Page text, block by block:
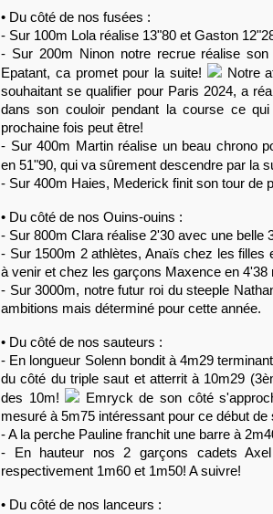
• Du côté de nos fusées :
- Sur 100m Lola réalise 13"80 et Gaston
- Sur 200m Ninon notre recrue réalise
Epatant, ca promet pour la suite!
Notre
souhaitant se qualifier pour Paris 2024, a
dans son couloir pendant la course ce
prochaine fois peut être!
- Sur 400m Martin réalise un beau chrono
en 51"90, qui va sûrement descendre par la
- Sur 400m Haies, Mederick finit son tour de
• Du côté de nos Ouins-ouins :
- Sur 800m Clara réalise 2'30 avec une belle
- Sur 1500m 2 athlètes, Anaïs chez les filles
à venir et chez les garçons Maxence en
- Sur 3000m, notre futur roi du steeple
ambitions mais déterminé pour cette année.
• Du côté de nos sauteurs :
- En longueur Solenn bondit à 4m29
du côté du triple saut et atterrit à 10m29
des 10m!
Emryck de son côté
mesuré à 5m75 intéressant pour ce début
- A la perche Pauline franchit une barre à
- En hauteur nos 2 garçons cadets
respectivement 1m60 et 1m50! A suivre!
• Du côté de nos lanceurs :